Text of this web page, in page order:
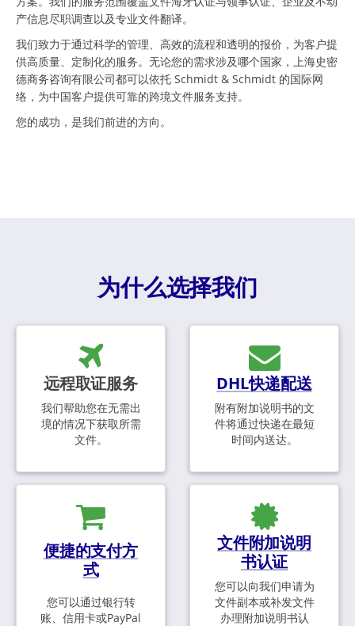
产信息尽职调查以及专业文件翻译。
我们致力于通过科学的管理、高效的流程和透明的报价，为客户提
供高质量、定制化的服务。无论您的需求涉及哪个国家，上海史密
德商务咨询有限公司都可以依托 Schmidt & Schmidt 的国际网
络，为中国客户提供可靠的跨境文件服务支持。
您的成功，是我们前进的方向。
为什么选择我们
远程取证服务
我们帮助您在无需出
境的情况下获取所需
文件。
DHL快递配送
附有附加说明书的文
件将通过快递在最短
时间内送达。
便捷的支付方
式
您可以通过银行转
账、信用卡或PayPal
文件附加说明
书认证
您可以向我们申请为
文件副本或补发文件
办理附加说明书认